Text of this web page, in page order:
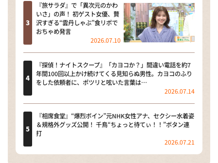
『旅サラダ』で「異次元のかわ
いさ」の声！ 初ゲスト女優、贅
沢すぎる“雲丹しゃぶ”食リポで
おちゃめ発言
2026.07.10
『探偵！ナイトスクープ』「カヨコか？」間違い電話を約7
年間100回以上かけ続けてくる見知らぬ男性。カヨコのふり
をした依頼者に、ポツリと呟いた言葉は…
2026.07.14
『相席食堂』“爆烈ボイン”元NHK女性アナ、セクシー水着姿
＆規格外グッズ公開！ 千鳥“ちょっと待てぃ！！”ボタン連
打
2026.07.21